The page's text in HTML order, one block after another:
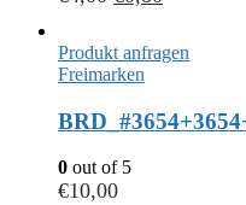
Produkt anfragen
Freimarken
0 out of 5
€10,00